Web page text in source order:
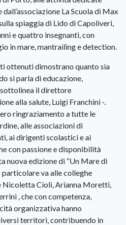
La Scuola di Max
spiaggia di Lido di Capoliveri,
e quattro insegnanti, con
in mare, mantrailing e detection.
ottenuti dimostrano quanto sia
si parla di educazione,
sottolinea il direttore
alla salute, Luigi Franchini -.
ringraziamento a tutte le
alle associazioni di
ai dirigenti scolastici e ai
con passione e disponibilità
nuova edizione di “Un Mare di
va alle colleghe
Nicoletta Cioli, Arianna Moretti,
, che con competenza,
organizzativa hanno
territori, contribuendo in